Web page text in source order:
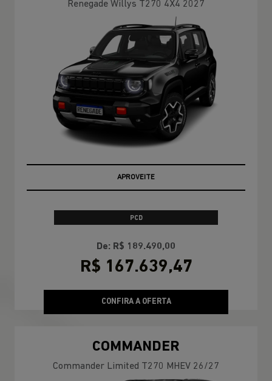
Renegade Willys T270 4X4 2027
APROVEITE
PCD
De: R$ 189.490,00
R$ 167.639,47
CONFIRA A OFERTA
COMMANDER
Commander Limited T270 MHEV 26/27